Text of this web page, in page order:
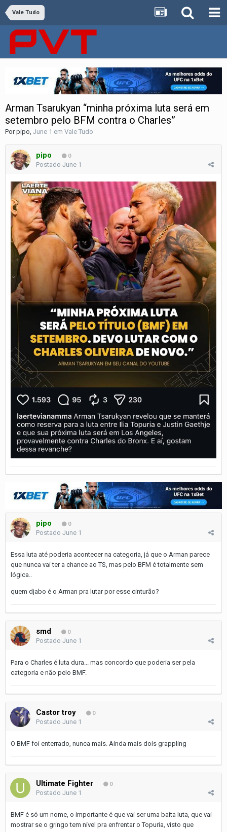
Vale Tudo
Arman Tsarukyan “minha próxima luta será em
setembro pelo BFM contra o Charles”
Porpipo June 1 em Vale Tudo
pipo 0
Postado June 1
pipo 0
Postado June 1
Essa luta até poderia acontecer na categoria, já que o Arman parece
que nunca vai ter a chance ao TS, mas pelo BFM é totalmente sem
lógica..
quem djabo é o Arman pra lutar por esse cinturão?
smd 0
Postado June 1
Para o Charles é luta dura... mas concordo que poderia ser pela
categoria e não pelo BMF.
Castor troy 0
Postado June 1
O BMF foi enterrado, nunca mais. Ainda mais dois grappling
Ultimate Fighter 0
Postado June 1
BMF é só um nome, o importante é que vai ser uma baita luta, que vai
mostrar se o gringo tem nível pra enfrentar o Topuria, visto que